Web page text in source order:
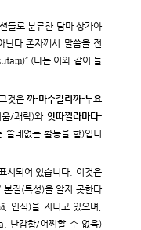
들로 분류한 담마 상가야
다 존자께서 말씀을 전
(나는 이와 같이 들
것은 까-마수칼리까-누요
/쾌락)와 앗따낄라마타-
쓸데없는 활동을 함)입니
시되어 있습니다. 이것은
질(특성)을 알지 못한다
인식)을 지니고 있으며,
난감함/어찌할 수 없음)